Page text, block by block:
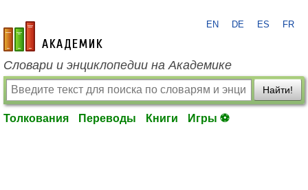
academic.ru
EN DE ES FR
Словари и энциклопедии на Академике
Найти!
Толкования Переводы Книги Игры ⚽